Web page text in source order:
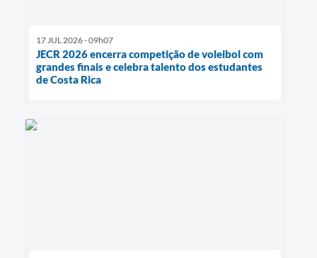
17 JUL 2026 - 09h07
JECR 2026 encerra competição de voleibol com
grandes finais e celebra talento dos estudantes
de Costa Rica